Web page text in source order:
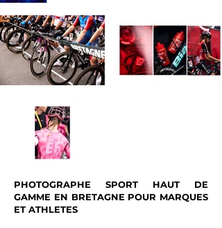
PHOTOGRAPHE SPORT HAUT DE
GAMME EN BRETAGNE POUR MARQUES
ET ATHLETES